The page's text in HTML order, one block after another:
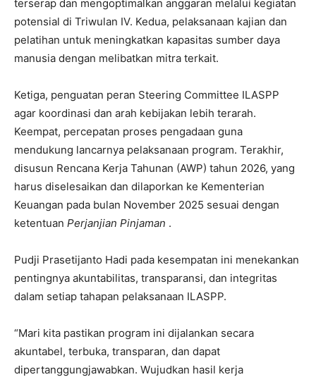
terserap dan mengoptimalkan anggaran melalui kegiatan
potensial di Triwulan IV. Kedua, pelaksanaan kajian dan
pelatihan untuk meningkatkan kapasitas sumber daya
manusia dengan melibatkan mitra terkait.
Ketiga, penguatan peran Steering Committee ILASPP
agar koordinasi dan arah kebijakan lebih terarah.
Keempat, percepatan proses pengadaan guna
mendukung lancarnya pelaksanaan program. Terakhir,
disusun Rencana Kerja Tahunan (AWP) tahun 2026, yang
harus diselesaikan dan dilaporkan ke Kementerian
Keuangan pada bulan November 2025 sesuai dengan
ketentuan Perjanjian Pinjaman .
Pudji Prasetijanto Hadi pada kesempatan ini menekankan
pentingnya akuntabilitas, transparansi, dan integritas
dalam setiap tahapan pelaksanaan ILASPP.
“Mari kita pastikan program ini dijalankan secara
akuntabel, terbuka, transparan, dan dapat
dipertanggungjawabkan. Wujudkan hasil kerja